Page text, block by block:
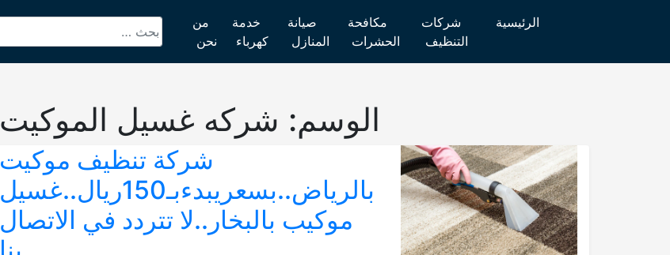
الرئيسية
شركات
التنظيف
مكافحة
الحشرات
صيانة
المنازل
خدمة
كهرباء
من
نحن
الوسم: شركه غسيل الموكيت
شركة تنظيف موكيت
بالرياض..بسعريبدءبـ150ريال..غسيل
موكيب بالبخار..لا تتردد في الاتصال